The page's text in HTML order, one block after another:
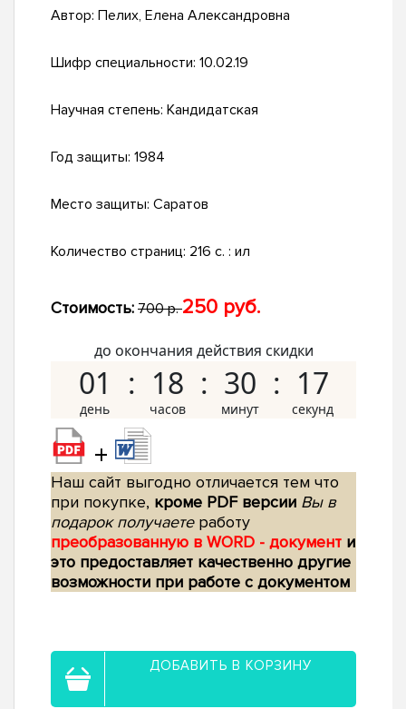
Автор: Пелих, Елена Александровна
Шифр специальности: 10.02.19
Научная степень: Кандидатская
Год защиты: 1984
Место защиты: Саратов
Количество страниц: 216 c. : ил
Стоимость: 700 р.250 руб.
до окончания действия скидки
01 18 30 16
+
Наш сайт выгодно отличается тем что
при покупке, кроме PDF версии Вы в
подарок получаетеработу
преобразованную в WORD - документ и
это предоставляет качественно другие
возможности при работе с документом
ДОБАВИТЬ В КОРЗИНУ